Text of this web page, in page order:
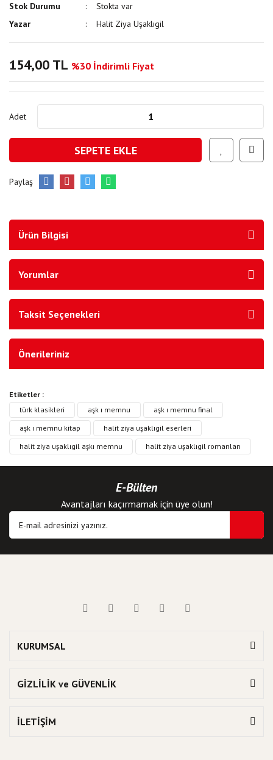
Stok Durumu
Stokta var
Yazar
Halit Ziya Uşaklıgil
154,00 TL %30 İndirimli Fiyat
Adet
SEPETE EKLE
Paylaş
Ürün Bilgisi
Yorumlar
Taksit Seçenekleri
Önerileriniz
Etiketler :
türk klasikleri
aşk ı memnu
aşk ı memnu final
aşk ı memnu kitap
halit ziya uşaklıgil eserleri
halit ziya uşaklıgil aşkı memnu
halit ziya uşaklıgil romanları
E-Bülten
Avantajları kaçırmamak için üye olun!
KURUMSAL
GİZLİLİK ve GÜVENLİK
İLETİŞİM